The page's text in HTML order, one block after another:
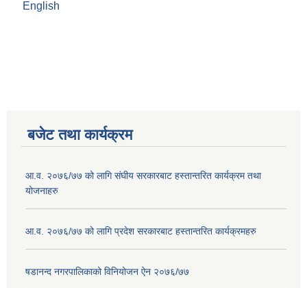
English
बजेट तथा कार्यक्रम
आ.व. २०७६/७७ को लागि संघीय सरकारबाट हस्तान्तरित कार्यक्रम तथा
योजनाहरु
आ.व. २०७६/७७ को लागि प्रदेश सरकारबाट हस्तान्तरित कार्यक्रमहरु
षडानन्द नगरपालिकाको विनियोजन ऐन २०७६/७७